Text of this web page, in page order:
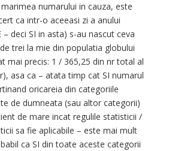
numarului in cauza, este
ca intr-o aceeasi zi a anului
– deci SI in asta) s-au nascut ceva
trei la mie din populatia globului
mai precis: 1 / 365,25 din nr total al
asa ca – atata timp cat SI numarul
oricareia din categoriile
de dumneata (sau altor categorii)
de mare incat regulile statisticii /
sa fie aplicabile – este mai mult
ca SI din toate aceste categorii